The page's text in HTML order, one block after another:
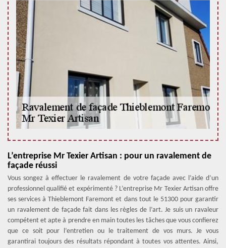
L’entreprise Mr Texier Artisan : pour un ravalement de
façade réussi
Vous songez à effectuer le ravalement de votre façade avec l’aide d’un
professionnel qualifié et expérimenté ? L’entreprise Mr Texier Artisan offre
ses services à Thieblemont Faremont et dans tout le 51300 pour garantir
un ravalement de façade fait dans les règles de l’art. Je suis un ravaleur
compétent et apte à prendre en main toutes les tâches que vous confierez
que ce soit pour l’entretien ou le traitement de vos murs. Je vous
garantirai toujours des résultats répondant à toutes vos attentes. Ainsi,